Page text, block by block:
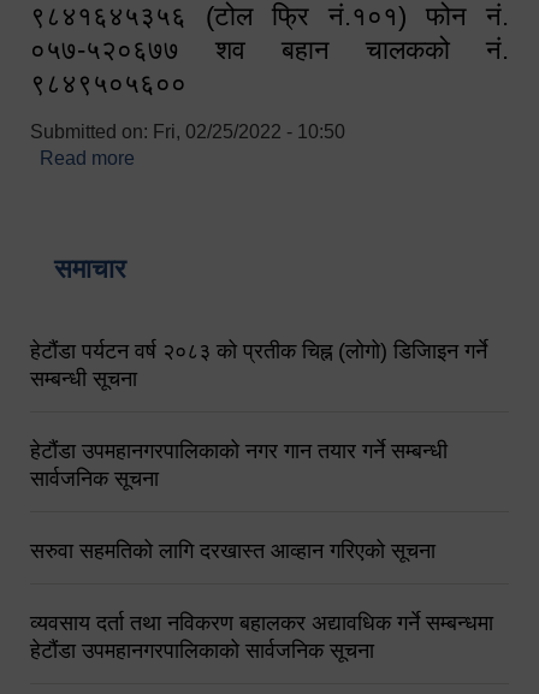
९८४१६४५३५६ (टोल फ्रि नं.१०१) फोन नं.
०५७-५२०६७७ शव बहान चालकको नं.
९८४९५०५६००
Submitted on: Fri, 02/25/2022 - 10:50
Read more
समाचार
हेटौंडा पर्यटन वर्ष २०८३ को प्रतीक चिह्न (लोगो) डिजिाइन गर्ने
सम्बन्धी सूचना
हेटौंडा उपमहानगरपालिकाको नगर गान तयार गर्ने सम्बन्धी
सार्वजनिक सूचना
सरुवा सहमतिको लागि दरखास्त आव्हान गरिएको सूचना
व्यवसाय दर्ता तथा नविकरण बहालकर अद्यावधिक गर्ने सम्बन्धमा
हेटौंडा उपमहानगरपालिकाको सार्वजनिक सूचना